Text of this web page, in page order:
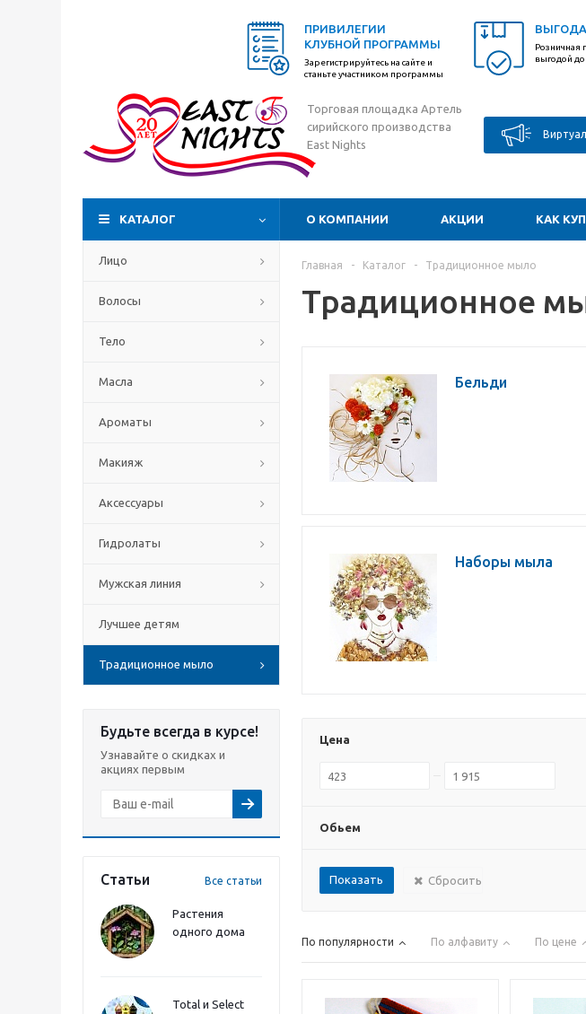
ПРИВИЛЕГИИ
КЛУБНОЙ ПРОГРАММЫ
Зарегистрируйтесь на сайте и
станьте участником программы
ВЫГОДА
Розничная
выгодой до
Торговая площадка Артель
сирийского производства
East Nights
КАТАЛОГ О КОМПАНИИ АКЦИИ КАК
Лицо
Волосы
Тело
Масла
Ароматы
Макияж
Аксессуары
Гидролаты
Мужская линия
Лучшее детям
Традиционное мыло
Будьте всегда в курсе!
Узнавайте о скидках и
акциях первым
Статьи Все статьи
Растения
одного дома
Total и Select
Главная - Каталог - Традиционное мыло
Традиционное
Бельди
Наборы мыла
Цена
Обьем
Сбросить
По популярности По алфавиту По цене